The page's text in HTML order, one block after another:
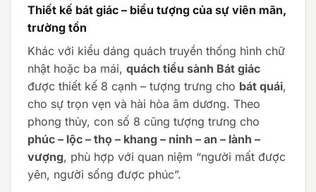
Thiết kế bát giác – biểu tượng của sự viên mãn,
trường tồn
Khác với kiểu dáng quách truyền thống hình chữ
nhật hoặc ba mái, quách tiểu sành Bát giác
được thiết kế 8 cạnh – tượng trưng cho bát quái,
cho sự trọn vẹn và hài hòa âm dương. Theo
phong thủy, con số 8 cũng tượng trưng cho
phúc – lộc – thọ – khang – ninh – an – lành –
vượng, phù hợp với quan niệm “người mất được
yên, người sống được phúc”.